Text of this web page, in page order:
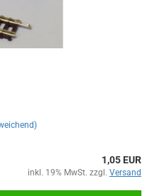
1,05 EUR
inkl. 19% MwSt. zzgl. Versand